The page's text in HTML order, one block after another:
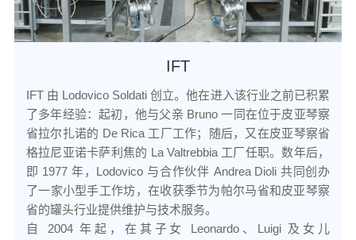
IFT
IFT 由 Lodovico Soldati 创立。他在进入该行业之前已积累
了多年经验：起初，他与父亲 Bruno 一同在位于皮亚琴察
省拉尔扎诺的 De Rica 工厂工作；随后，又在皮亚琴察省
格拉尼亚诺卡萨利焦的 La Valtrebbia 工厂任职。数年后，
即 1977 年，Lodovico 与合作伙伴 Andrea Dioli 共同创办
了一家小型手工作坊，在收获季节为帕尔马省和皮亚琴察
省的罐头行业提供维护与技术服务。
自 2004 年起，在其子女 Leonardo、Luigi 及女儿